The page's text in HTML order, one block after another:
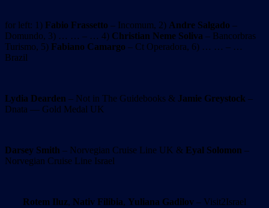
for left: 1) Fabio Frassetto – Incomum, 2) Andre Salgado –
Domundo, 3) … … – … 4) Christian Neme Soliva – Bancorbras
Turismo, 5) Fabiano Camargo – Ct Operadora, 6) … … – …
Brazil
Lydia Dearden – Not in The Guidebooks & Jamie Greystock –
Dnata — Gold Medal UK
Darsey Smith – Norvegian Cruise Line UK & Eyal Solomon –
Norvegian Cruise Line Israel
Rotem Iluz, Nativ Filibia, Yuliana Gadilov – Visit2Israel